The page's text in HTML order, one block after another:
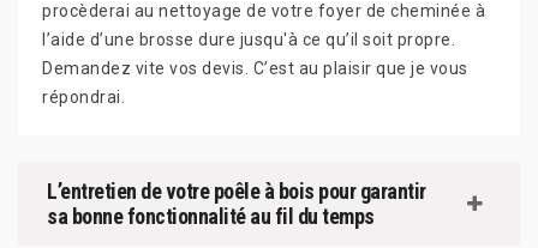
procèderai au nettoyage de votre foyer de cheminée à
l’aide d’une brosse dure jusqu'à ce qu’il soit propre.
Demandez vite vos devis. C’est au plaisir que je vous
répondrai.
L’entretien de votre poêle à bois pour garantir
sa bonne fonctionnalité au fil du temps